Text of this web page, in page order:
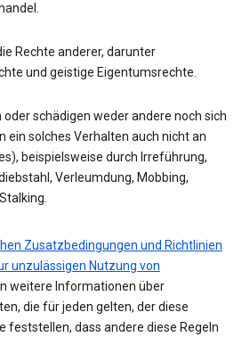
Rechte anderer, darunter
und geistige Eigentumsrechte.
schädigen weder andere noch sich
ein solches Verhalten auch nicht an
beispielsweise durch Irreführung,
Verleumdung, Mobbing,
Zusatzbedingungen und Richtlinien
unzulässigen Nutzung von
weitere Informationen über
die für jeden gelten, der diese
feststellen, dass andere diese Regeln